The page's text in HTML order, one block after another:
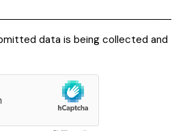
data is being collected and